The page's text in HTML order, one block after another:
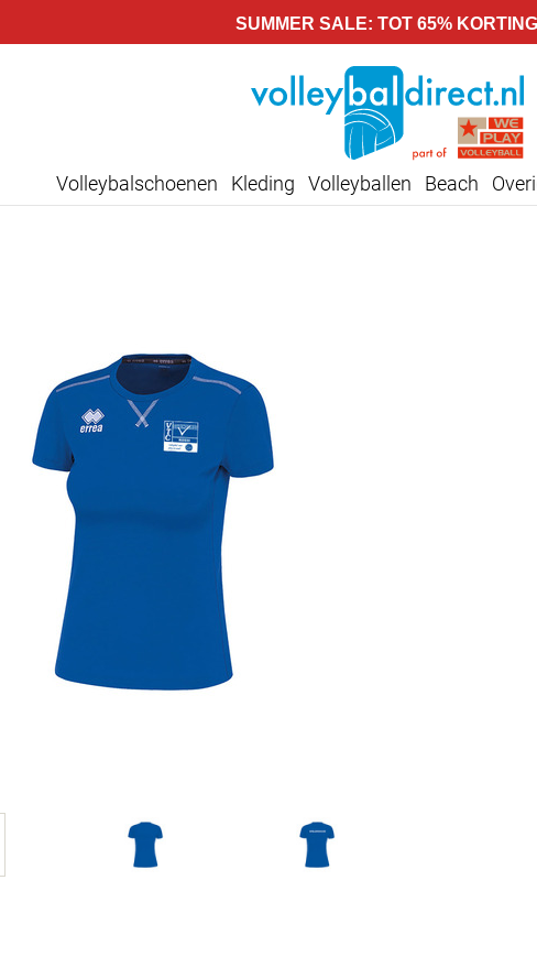
SUMMER SALE: TOT 65% KORTING
Volleybalschoenen Kleding Volleyballen Beach